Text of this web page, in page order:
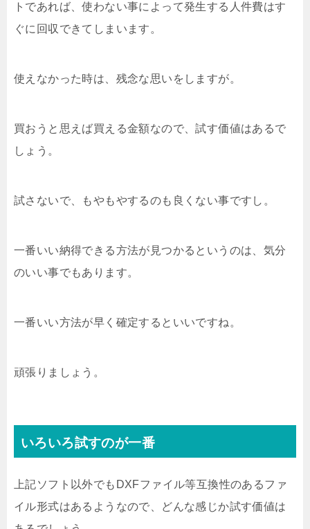
トであれば、使わない事によって発生する人件費はす
ぐに回収できてしまいます。
使えなかった時は、残念な思いをしますが。
買おうと思えば買える金額なので、試す価値はあるで
しょう。
試さないで、もやもやするのも良くない事ですし。
一番いい納得できる方法が見つかるというのは、気分
のいい事でもあります。
一番いい方法が早く確定するといいですね。
頑張りましょう。
いろいろ試すのが一番
上記ソフト以外でもDXFファイル等互換性のあるファ
イル形式はあるようなので、どんな感じか試す価値は